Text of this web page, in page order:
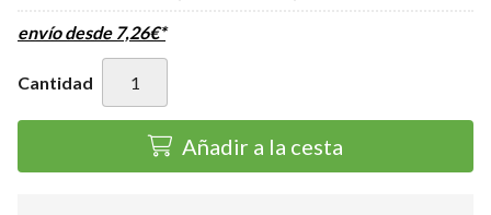
envío desde 7,26€*
Cantidad
Añadir a la cesta